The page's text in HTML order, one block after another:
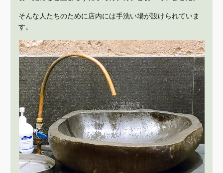
そんな人たちのために店内には手洗い場が設けられていま
す。